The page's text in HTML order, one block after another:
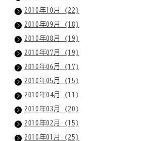
2010年10月 (22)
2010年09月 (18)
2010年08月 (19)
2010年07月 (19)
2010年06月 (17)
2010年05月 (15)
2010年04月 (11)
2010年03月 (20)
2010年02月 (15)
2010年01月 (25)